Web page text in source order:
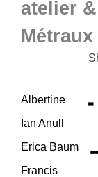
atelier
Métraux
Albertine
Ian Anull
Erica Baum
Francis